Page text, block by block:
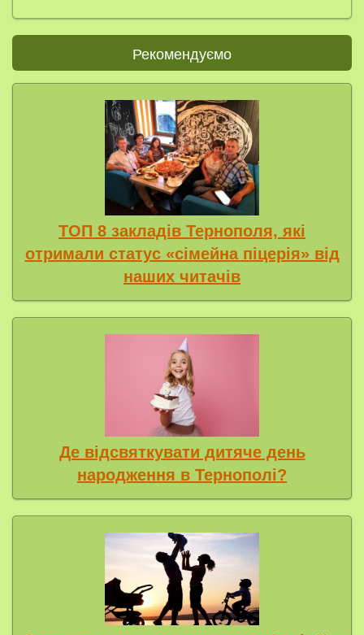
Рекомендуємо
ТОП 8 закладів Тернополя, які
отримали статус «сімейна піцерія» від
наших читачів
Де відсвяткувати дитяче день
народження в Тернополі?